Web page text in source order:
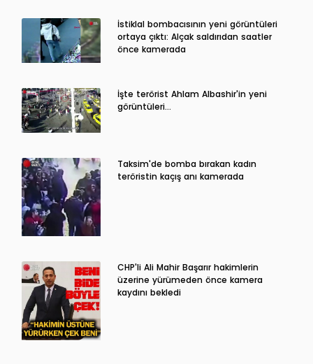
İstiklal bombacısının yeni görüntüleri
ortaya çıktı: Alçak saldırıdan saatler
önce kamerada
İşte terörist Ahlam Albashir'in yeni
görüntüleri…
Taksim'de bomba bırakan kadın
teröristin kaçış anı kamerada
CHP'li Ali Mahir Başarır hakimlerin
üzerine yürümeden önce kamera
kaydını bekledi